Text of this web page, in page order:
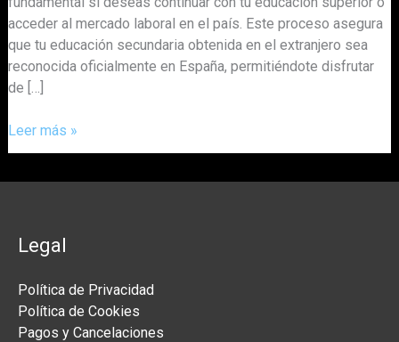
acceder al mercado laboral en el país. Este proceso asegura
que tu educación secundaria obtenida en el extranjero sea
reconocida oficialmente en España, permitiéndote disfrutar
de […]
Leer más »
Legal
Política de Privacidad
Política de Cookies
Pagos y Cancelaciones